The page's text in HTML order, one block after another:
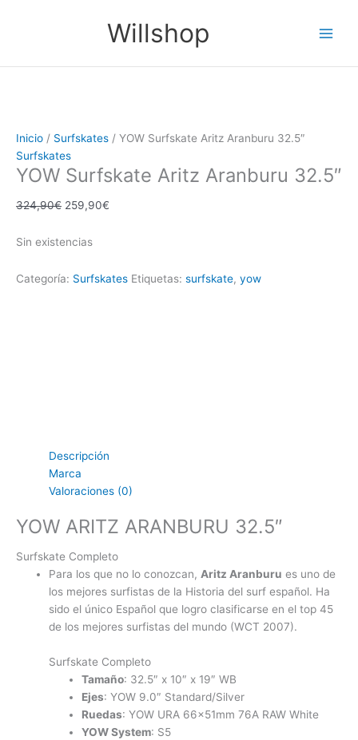
Willshop
Inicio / Surfskates / YOW Surfskate Aritz Aranburu 32.5″
Surfskates
YOW Surfskate Aritz Aranburu 32.5″
324,90€ 259,90€
precio
actual
Sin existencias
Categoría: Surfskates Etiquetas: surfskate, yow
Descripción
Marca
Valoraciones (0)
YOW ARITZ ARANBURU 32.5″
Surfskate Completo
Para los que no lo conozcan,Aritz Aranburu es uno de
los mejores surfistas de la Historia del surf español. Ha
sido el único Español que logro clasificarse en el top 45
de los mejores surfistas del mundo (WCT 2007).
Surfskate Completo
Tamaño: 32.5″ x 10″ x 19″ WB
Ejes: YOW 9.0″ Standard/Silver
Ruedas: YOW URA 66x51mm 76A RAW White
YOW System: S5